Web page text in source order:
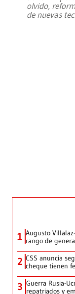
olvido,
de nuevas
1 Augusto
rango de
2 CSS anuncia
cheque tienen
3 Guerra Rusia-
repatriados y